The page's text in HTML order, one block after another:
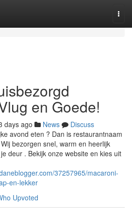
en Goede!
days ago News
Discuss
avond eten ? Dan is restaurantnaam
bezorgen snel, warm en heerlijk
deur . Bekijk onze website en kies uit
37257965/macaroni-
en-lekker
Upvoted